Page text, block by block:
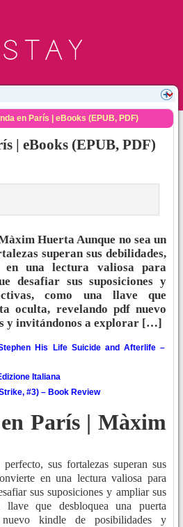
en París | eBooks (EPUB, PDF)
| eBooks (EPUB, PDF)
Huerta Aunque no sea un
superan sus debilidades,
una lectura valiosa para
desafiar sus suposiciones y
como una llave que
oculta, revelando pdf nuevo
y invitándonos a explorar […]
His Life Suicide and Afterlife –
Italiana
#3) – Book Review
París | Màxim
sus fortalezas superan sus
en una lectura valiosa para
sus suposiciones y ampliar sus
llave que desbloquea una puerta
kindle de posibilidades y